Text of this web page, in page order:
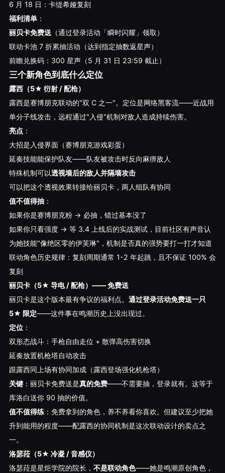
6 月 18 日：卡缇希娅复刻
福利清单：
丽贝卡免费送（通过登录活动「瞬时闪耀」领取）
联动卡池 7 折累抽活动（达到指定抽数返星声）
前瞻兑换码：300 星声（5 月 31 日 23:59 截止）
三个新角色到底什么定位
露西（5★ 衍射 / 配枪）
露西是赛博朋克联动的"双 C 之一"。定位是网络黑客流——近战用
单分子线攻击，远程通过"入侵"机制对敌人造成持续伤害。
亮点：
大招是入侵界面（赛博朋克游戏彩蛋）
延奏技能能保护队友——队友被攻击时反向麻痹敌人
特殊机制可以透视墙后的敌人并隔墙攻击
可以把这个透视效果转接给丽贝卡，两人组队有协同
值不值得抽：
如果你是赛博朋克粉 → 必抽，错过基本没了
如果你只看强度 → 等 3.4 上线后的实战测试，目前社区有声音认
为她技能"像绝区零的伊芙琳"，机制是否真的强势要打一打才知道
联动角色历史规律：复刻周期通常 1-2 年起跳，且不保证 100% 会
复刻
丽贝卡（5★ 导电 / 配枪）——免费送
丽贝卡是这个版本最有争议的福利点。 通过登录活动免费送一只
5★ 限定——这件事在鸣潮历史上没出现过。
定位：
双形态战斗：手枪自由走位 + 散弹高伤害切换
延奏放置机枪塔自动攻击
跟露西同上场有协同加成（露西登场强化机枪塔）
关键：丽贝卡免费送是真的免费——不需要抽，登录就有。这等于
库洛白送你 90 抽的价值。
值不值得练：免费拿到的角色，养不养看你喜欢。但建议至少把她
升到能用的程度——配露西的协同机制是这次联动设计的卖点之
一。
洛瑟菈（5★ 冷凝 / 音感仪）
洛瑟菈是星炬学院的院长， 不是联动角色——她是鸣潮原创角色，